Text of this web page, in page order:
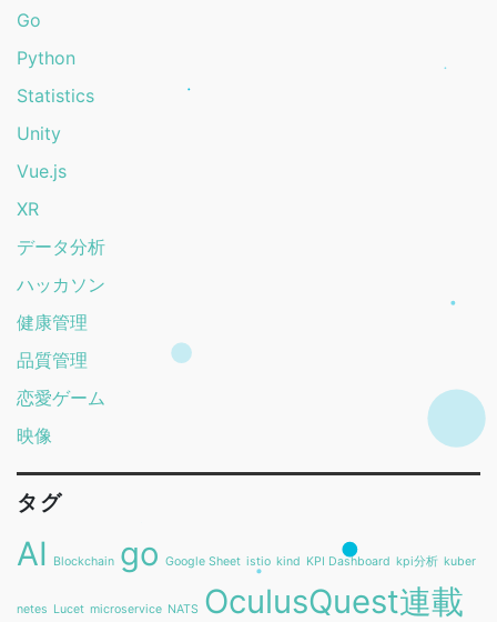
Go
Python
Statistics
Unity
Vue.js
XR
データ分析
ハッカソン
健康管理
品質管理
恋愛ゲーム
映像
タグ
AI Blockchain go Google Sheet istio kind KPI Dashboard kpi分析 kuber
netes Lucet microservice NATS OculusQuest連載